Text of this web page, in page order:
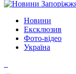
Новини
Ексклюзив
Фото-відео
Україна